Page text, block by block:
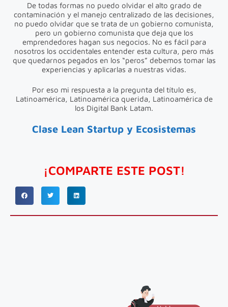
De todas formas no puedo olvidar el alto grado de
contaminación y el manejo centralizado de las decisiones,
no puedo olvidar que se trata de un gobierno comunista,
pero un gobierno comunista que deja que los
emprendedores hagan sus negocios. No es fácil para
nosotros los occidentales entender esta cultura, pero más
que quedarnos pegados en los “peros” debemos tomar las
experiencias y aplicarlas a nuestras vidas.
Por eso mi respuesta a la pregunta del título es,
Latinoamérica, Latinoamérica querida, Latinoamérica de
los Digital Bank Latam.
Clase Lean Startup y Ecosistemas
¡COMPARTE ESTE POST!